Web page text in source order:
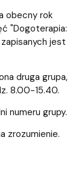
obecny rok
"Dogoterapia:
jest
druga grupa,
8.00-15.40.
numeru grupy.
zrozumienie.